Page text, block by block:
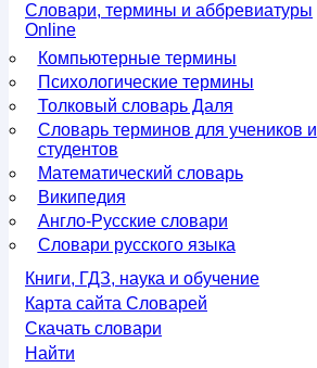
Словари, термины и аббревиатуры
Online
Компьютерные термины
Психологические термины
Толковый словарь Даля
Словарь терминов для учеников и
студентов
Математический словарь
Википедия
Англо-Русские словари
Словари русского языка
Книги, ГДЗ, наука и обучение
Карта сайта Словарей
Скачать словари
Найти